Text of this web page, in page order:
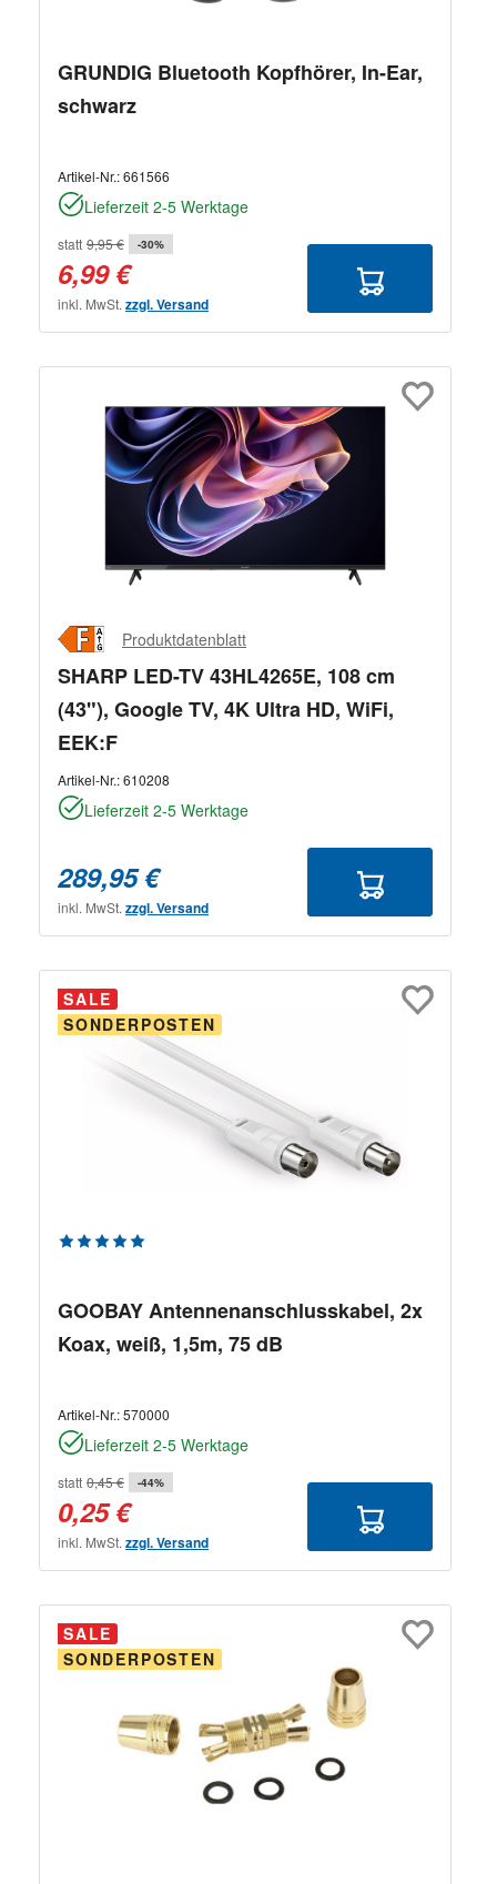
GRUNDIG Bluetooth Kopfhörer, In-Ear,
schwarz
Artikel-Nr.:661566
Lieferzeit 2-5 Werktage
statt 9,95 € -30%
6,99 €
inkl. MwSt. zzgl. Versand
Produktdatenblatt
SHARP LED-TV 43HL4265E, 108 cm
(43"), Google TV, 4K Ultra HD, WiFi,
EEK:F
Artikel-Nr.:610208
Lieferzeit 2-5 Werktage
289,95 €
inkl. MwSt. zzgl. Versand
SALE
SONDERPOSTEN
Durchschnittliche Bewertung von 5 von 5 Sternen
GOOBAY Antennenanschlusskabel, 2x
Koax, weiß, 1,5m, 75 dB
Artikel-Nr.:570000
Lieferzeit 2-5 Werktage
statt 0,45 € -44%
0,25 €
inkl. MwSt. zzgl. Versand
SALE
SONDERPOSTEN